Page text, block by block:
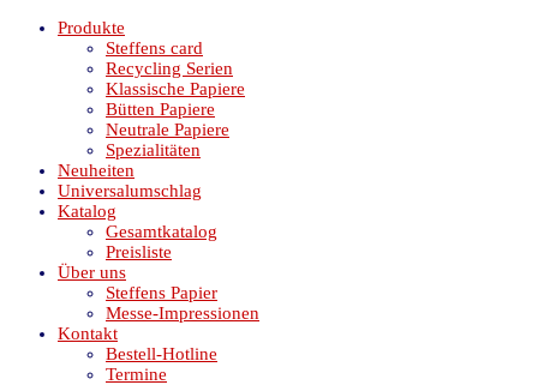
Produkte
Steffens card
Recycling Serien
Klassische Papiere
Bütten Papiere
Neutrale Papiere
Spezialitäten
Neuheiten
Universalumschlag
Katalog
Gesamtkatalog
Preisliste
Über uns
Steffens Papier
Messe-Impressionen
Kontakt
Bestell-Hotline
Termine